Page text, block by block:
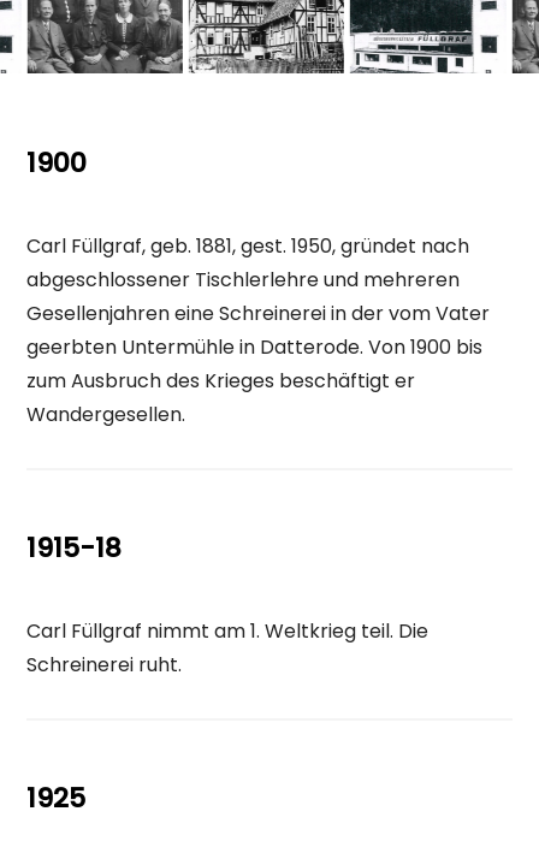
1900
Carl Füllgraf, geb. 1881, gest. 1950, gründet nach
abgeschlossener Tischlerlehre und mehreren
Gesellenjahren eine Schreinerei in der vom Vater
geerbten Untermühle in Datterode. Von 1900 bis
zum Ausbruch des Krieges beschäftigt er
Wandergesellen.
1915-18
Carl Füllgraf nimmt am 1. Weltkrieg teil. Die
Schreinerei ruht.
1925